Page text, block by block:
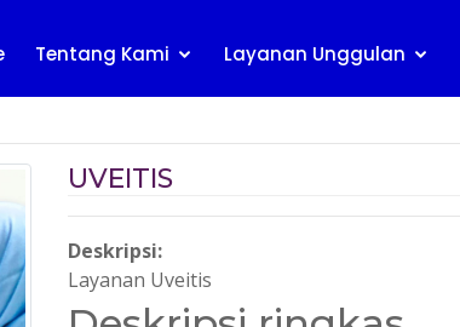
Tentang Kami Layanan Unggulan
UVEITIS
Deskripsi:
Layanan Uveitis